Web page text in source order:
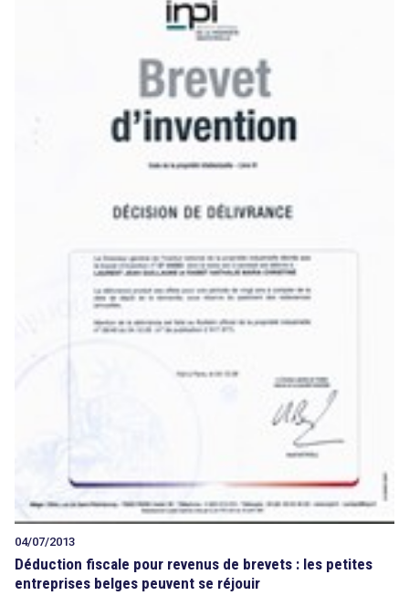
04/07/2013
Déduction fiscale pour revenus de brevets : les petites
entreprises belges peuvent se réjouir